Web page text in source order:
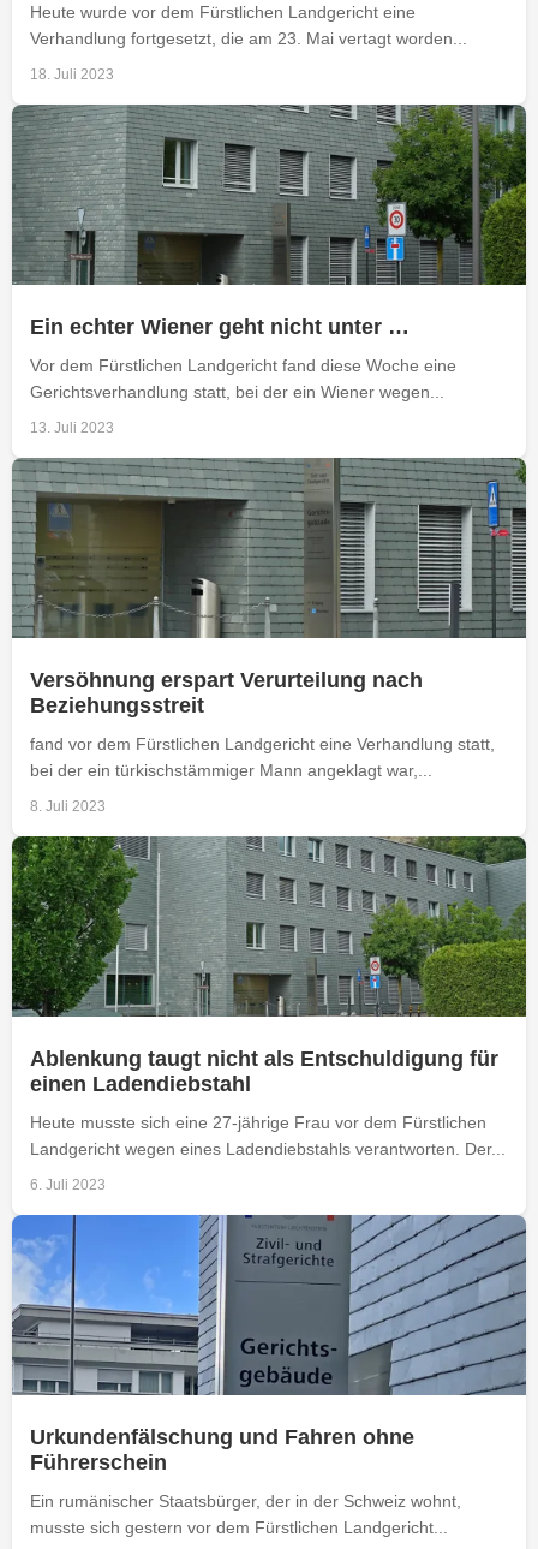
Heute wurde vor dem Fürstlichen Landgericht eine
Verhandlung fortgesetzt, die am 23. Mai vertagt worden...
18. Juli 2023
Ein echter Wiener geht nicht unter …
Vor dem Fürstlichen Landgericht fand diese Woche eine
Gerichtsverhandlung statt, bei der ein Wiener wegen...
13. Juli 2023
Versöhnung erspart Verurteilung nach
Beziehungsstreit
fand vor dem Fürstlichen Landgericht eine Verhandlung statt,
bei der ein türkischstämmiger Mann angeklagt war,...
8. Juli 2023
Ablenkung taugt nicht als Entschuldigung für
einen Ladendiebstahl
Heute musste sich eine 27-jährige Frau vor dem Fürstlichen
Landgericht wegen eines Ladendiebstahls verantworten. Der...
6. Juli 2023
Urkundenfälschung und Fahren ohne
Führerschein
Ein rumänischer Staatsbürger, der in der Schweiz wohnt,
musste sich gestern vor dem Fürstlichen Landgericht...